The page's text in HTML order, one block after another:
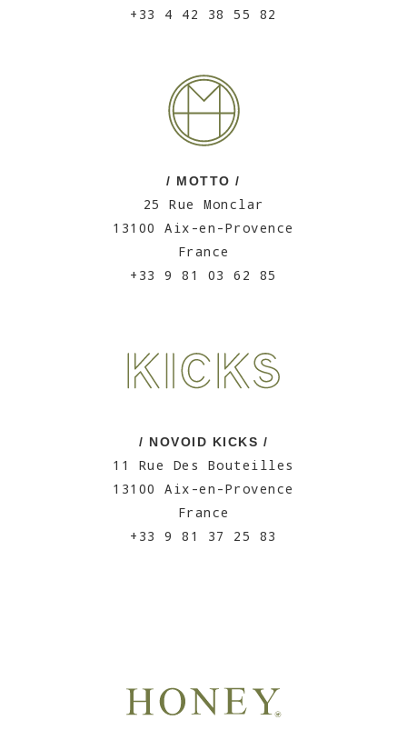
+33 4 42 38 55 82
/ MOTTO /
25 Rue Monclar
13100 Aix-en-Provence
France
+33 9 81 03 62 85
/ NOVOID KICKS /
11 Rue Des Bouteilles
13100 Aix-en-Provence
France
+33 9 81 37 25 83